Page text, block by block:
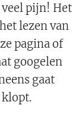
veel pijn! Het
lezen van
pagina of
googelen
gaat
klopt.